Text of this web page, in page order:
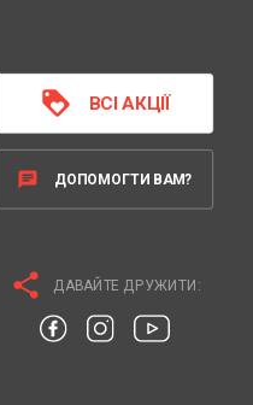
loyalty ВСІ АКЦІЇ
chat ДОПОМОГТИ ВАМ?
share ДАВАЙТЕ ДРУЖИТИ: